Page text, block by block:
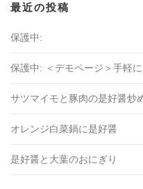
最近の投稿
保護中:
保護中: ＜デモページ＞手軽
サツマイモと豚肉の是好醤炒
オレンジ白菜鍋に是好醤
是好醤と大葉のおにぎり